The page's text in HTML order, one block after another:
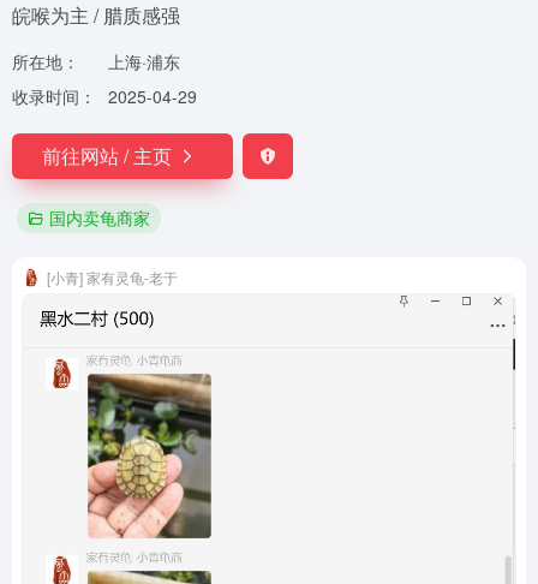
皖喉为主 / 腊质感强
所在地：
上海·浦东
收录时间：
2025-04-29
前往网站 / 主页
国内卖龟商家
[小青] 家有灵龟-老于